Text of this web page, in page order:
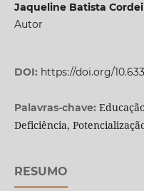
Jaqueline Batista
Autor
DOI: https://doi.org/
Palavras-chave:
Deficiência,
RESUMO